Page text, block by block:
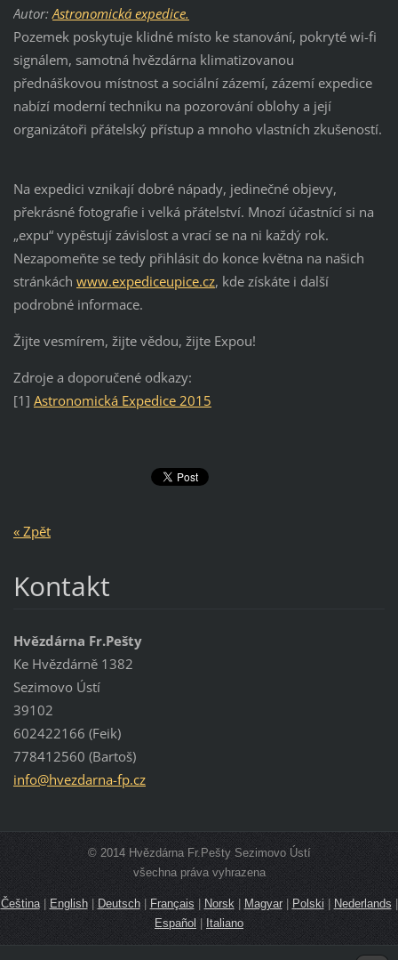
Autor: Astronomická expedice.
Pozemek poskytuje klidné místo ke stanování, pokryté wi-fi
signálem, samotná hvězdárna klimatizovanou
přednáškovou místnost a sociální zázemí, zázemí expedice
nabízí moderní techniku na pozorování oblohy a její
organizátoři přátelský přístup a mnoho vlastních zkušeností.
Na expedici vznikají dobré nápady, jedinečné objevy,
překrásné fotografie i velká přátelství. Mnozí účastnící si na
„expu“ vypěstují závislost a vrací se na ni každý rok.
Nezapomeňte se tedy přihlásit do konce května na našich
stránkách www.expediceupice.cz, kde získáte i další
podrobné informace.
Žijte vesmírem, žijte vědou, žijte Expou!
Zdroje a doporučené odkazy:
[1] Astronomická Expedice 2015
« Zpět
Kontakt
Hvězdárna Fr.Pešty
Ke Hvězdárně 1382
Sezimovo Ústí
39102
602422166 (Feik)
778412560 (Bartoš)
info@hvezdarna-fp.cz
© 2014 Hvězdárna Fr.Pešty Sezimovo Ústí
všechna práva vyhrazena
Čeština| English|Deutsch| Français Norsk| Magyar| Polski Nederlands
Español
| Italiano